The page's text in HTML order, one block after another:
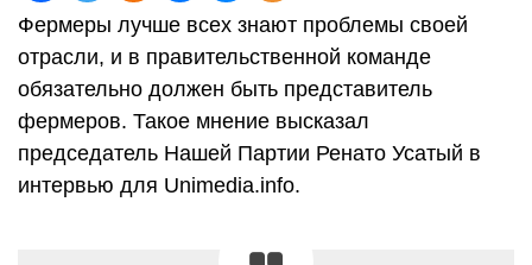
Фермеры лучше всех знают проблемы своей
отрасли, и в правительственной команде
обязательно должен быть представитель
фермеров. Такое мнение высказал
председатель Нашей Партии Ренато Усатый в
интервью для Unimedia.info.